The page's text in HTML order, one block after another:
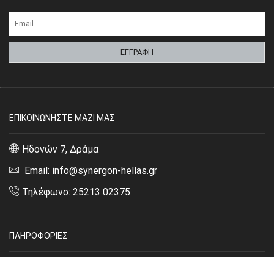
ΕΠΙΚΟΙΝΩΝΗΣΤΕ ΜΑΖΙ ΜΑΣ
Ηδονών 7, Δράμα
Email: info@synergon-hellas.gr
Τηλέφωνο: 25213 02375
ΠΛΗΡΟΦΟΡΙΕΣ